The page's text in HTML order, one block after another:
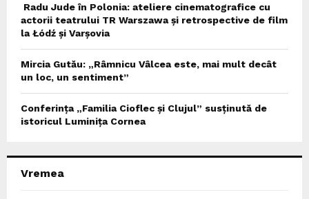
Radu Jude în Polonia: ateliere cinematografice cu
actorii teatrului TR Warszawa și retrospective de film
la Łódź și Varșovia
Mircia Gutău: „Râmnicu Vâlcea este, mai mult decât
un loc, un sentiment”
Conferința „Familia Cioflec și Clujul” susținută de
istoricul Luminița Cornea
Vremea